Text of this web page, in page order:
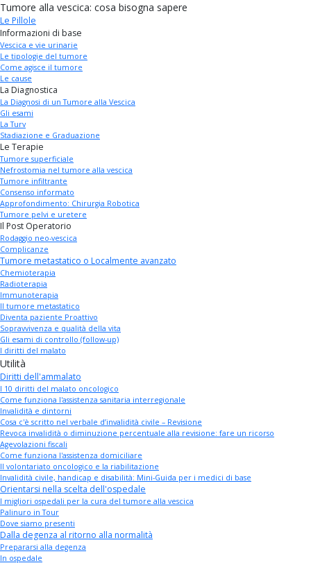
Tumore alla vescica: cosa bisogna sapere
Le Pillole
Informazioni di base
Vescica e vie urinarie
Le tipologie del tumore
Come agisce il tumore
Le cause
La Diagnostica
La Diagnosi di un Tumore alla Vescica
Gli esami
La Turv
Stadiazione e Graduazione
Le Terapie
Tumore superficiale
Nefrostomia nel tumore alla vescica
Tumore infiltrante
Consenso informato
Approfondimento: Chirurgia Robotica
Tumore pelvi e uretere
Il Post Operatorio
Rodaggio neo-vescica
Complicanze
Tumore metastatico o Localmente avanzato
Chemioterapia
Radioterapia
Immunoterapia
Il tumore metastatico
Diventa paziente Proattivo
Sopravvivenza e qualità della vita
Gli esami di controllo (follow-up)
I diritti del malato
Utilità
Diritti dell'ammalato
I 10 diritti del malato oncologico
Come funziona l'assistenza sanitaria interregionale
Invalidità e dintorni
Cosa c'è scritto nel verbale d’invalidità civile – Revisione
Revoca invalidità o diminuzione percentuale alla revisione: fare un ricorso
Agevolazioni fiscali
Come funziona l'assistenza domiciliare
Il volontariato oncologico e la riabilitazione
Invalidità civile, handicap e disabilità: Mini-Guida per i medici di base
Orientarsi nella scelta dell'ospedale
I migliori ospedali per la cura del tumore alla vescica
Palinuro in Tour
Dove siamo presenti
Dalla degenza al ritorno alla normalità
Prepararsi alla degenza
In ospedale